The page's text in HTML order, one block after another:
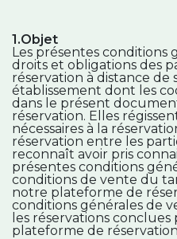
1.Objet
Les présentes conditions
droits et obligations des
réservation à distance de
établissement dont les
dans le présent
réservation. Elles
nécessaires à la
réservation entre les
reconnaît avoir pris
présentes conditions
conditions de vente du
notre plateforme de
conditions générales de
les réservations
plateforme de